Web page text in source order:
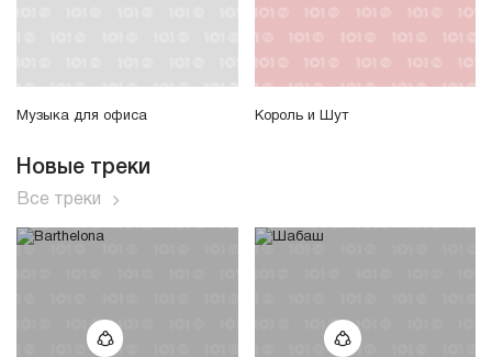
Музыка для офиса Король и Шут
Новые треки
Все треки